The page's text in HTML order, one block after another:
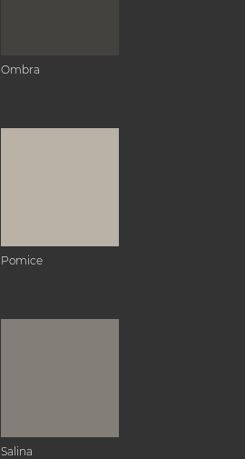
Ombra
Pomice
Salina